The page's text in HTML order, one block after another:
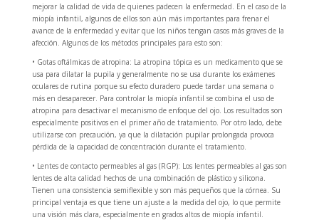
mejorar la calidad de vida de quienes padecen la enfermedad. En el caso de la
miopía infantil, algunos de ellos son aún más importantes para frenar el
avance de la enfermedad y evitar que los niños tengan casos más graves de la
afección. Algunos de los métodos principales para esto son:
• Gotas oftálmicas de atropina: La atropina tópica es un medicamento que se
usa para dilatar la pupila y generalmente no se usa durante los exámenes
oculares de rutina porque su efecto duradero puede tardar una semana o
más en desaparecer. Para controlar la miopía infantil se combina el uso de
atropina para desactivar el mecanismo de enfoque del ojo. Los resultados son
especialmente positivos en el primer año de tratamiento. Por otro lado, debe
utilizarse con precaución, ya que la dilatación pupilar prolongada provoca
pérdida de la capacidad de concentración durante el tratamiento.
• Lentes de contacto permeables al gas (RGP): Los lentes permeables al gas son
lentes de alta calidad hechos de una combinación de plástico y silicona.
Tienen una consistencia semiflexible y son más pequeños que la córnea. Su
principal ventaja es que tiene un ajuste a la medida del ojo, lo que permite
una visión más clara, especialmente en grados altos de miopía infantil.